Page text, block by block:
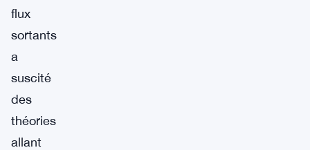
flux
sortants
a
suscité
des
théories
allant